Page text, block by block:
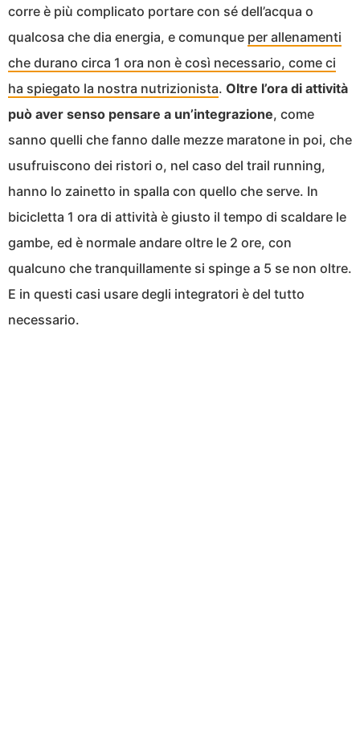
corre è più complicato portare con sé dell’acqua o
qualcosa che dia energia, e comunque per allenamenti
che durano circa 1 ora non è così necessario, come ci
ha spiegato la nostra nutrizionista. Oltre l’ora di attività
può aver senso pensare a un’integrazione, come
sanno quelli che fanno dalle mezze maratone in poi, che
usufruiscono dei ristori o, nel caso del trail running,
hanno lo zainetto in spalla con quello che serve. In
bicicletta 1 ora di attività è giusto il tempo di scaldare le
gambe, ed è normale andare oltre le 2 ore, con
qualcuno che tranquillamente si spinge a 5 se non oltre.
E in questi casi usare degli integratori è del tutto
necessario.